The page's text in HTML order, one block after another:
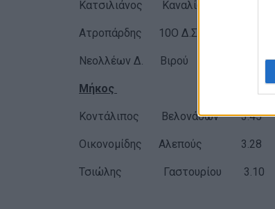
Κατσιλιάνος Καναλίων 2.15.7
Ατροπάρδης 10Ο Δ.Σχ. 2.17
Νεολλέων Δ. Βιρού 2.17.7
Μήκος
Κοντάλιπος Βελονάδων 3.45
Οικονομίδης Αλεπούς 3.28
Τσιώλης Γαστουρίου 3.10